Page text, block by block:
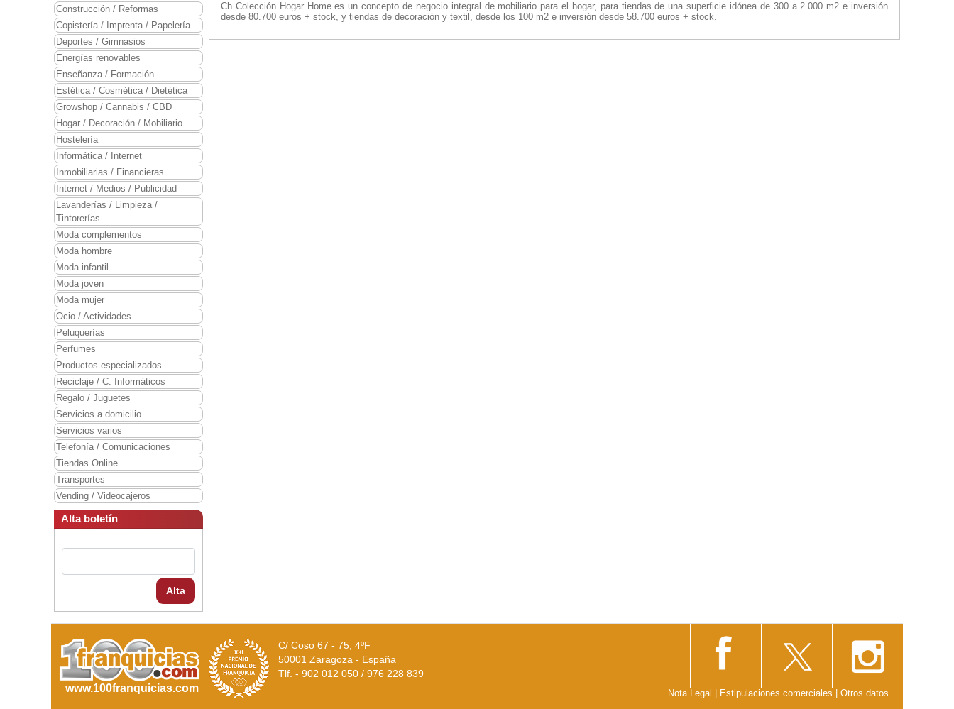
Construcción / Reformas
Copistería / Imprenta / Papelería
Deportes / Gimnasios
Energías renovables
Enseñanza / Formación
Estética / Cosmética / Dietética
Growshop / Cannabis / CBD
Hogar / Decoración / Mobiliario
Hostelería
Informática / Internet
Inmobiliarias / Financieras
Internet / Medios / Publicidad
Lavanderías / Limpieza /
Tintorerías
Moda complementos
Moda hombre
Moda infantil
Moda joven
Moda mujer
Ocio / Actividades
Peluquerías
Perfumes
Productos especializados
Reciclaje / C. Informáticos
Regalo / Juguetes
Servicios a domicilio
Servicios varios
Telefonía / Comunicaciones
Tiendas Online
Transportes
Vending / Videocajeros
Alta boletín
Alta
Ch Colección Hogar Home es un concepto de negocio integral de mobiliario para el hogar, para tiendas de una superficie idónea de 300 a 2.000 m2 e inversión
desde 80.700 euros + stock, y tiendas de decoración y textil, desde los 100 m2 e inversión desde 58.700 euros + stock.
www.100franquicias.com
C/ Coso 67 - 75, 4ºF
50001 Zaragoza - España
Tlf. - 902 012 050 / 976 228 839
Nota Legal Estipulaciones comerciales Otros datos